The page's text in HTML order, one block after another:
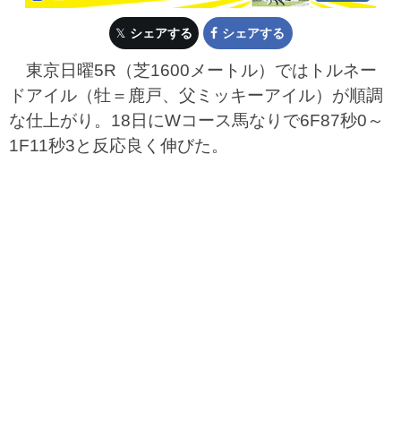
シェアする シェアする
東京日曜5R（芝1600メートル）ではトルネー
ドアイル（牡＝鹿戸、父ミッキーアイル）が順調
な仕上がり。18日にWコース馬なりで6F87秒0～
1F11秒3と反応良く伸びた。